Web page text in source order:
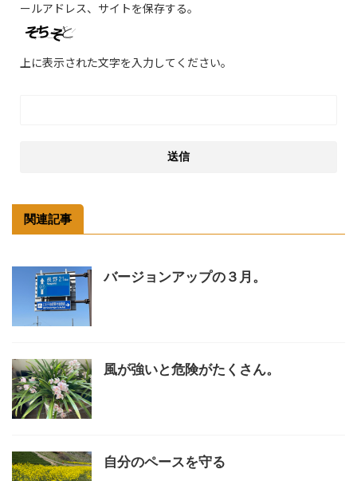
ールアドレス、サイトを保存する。
上に表示された文字を入力してください。
関連記事
バージョンアップの３月。
風が強いと危険がたくさん。
自分のペースを守る